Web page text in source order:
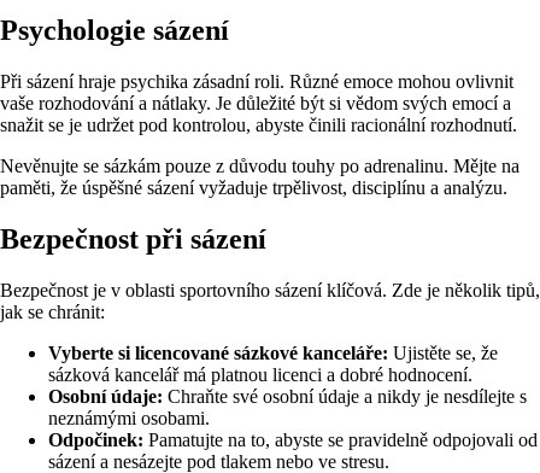
Psychologie sázení
Při sázení hraje psychika zásadní roli. Různé emoce mohou ovlivnit
vaše rozhodování a nátlaky. Je důležité být si vědom svých emocí a
snažit se je udržet pod kontrolou, abyste činili racionální rozhodnutí.
Nevěnujte se sázkám pouze z důvodu touhy po adrenalinu. Mějte na
paměti, že úspěšné sázení vyžaduje trpělivost, disciplínu a analýzu.
Bezpečnost při sázení
Bezpečnost je v oblasti sportovního sázení klíčová. Zde je několik tipů,
jak se chránit:
Vyberte si licencované sázkové kanceláře: Ujistěte se, že
sázková kancelář má platnou licenci a dobré hodnocení.
Osobní údaje: Chraňte své osobní údaje a nikdy je nesdílejte s
neznámými osobami.
Odpočinek: Pamatujte na to, abyste se pravidelně odpojovali od
sázení a nesázejte pod tlakem nebo ve stresu.